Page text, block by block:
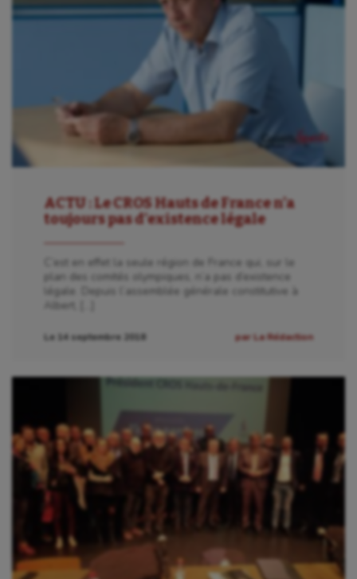
ACTU : Le CROS Hauts de France n’a
toujours pas d’existence légale
C’est en effet la seule région de France qui, sur le
plan des comités olympiques, n’a pas d’existence
légale. Depuis l’assemblée générale constitutive à
Albert, […]
Le 14 septembre 2018 par La Rédaction